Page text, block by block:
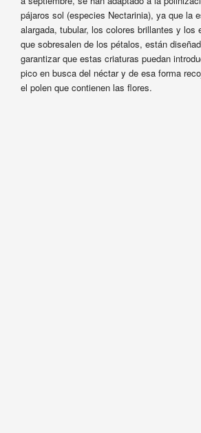
pájaros sol (especies Nectarinia), ya que la
alargada, tubular, los colores brillantes y los
que sobresalen de los pétalos, están
garantizar que estas criaturas puedan
pico en busca del néctar y de esa forma
el polen que contienen las flores.